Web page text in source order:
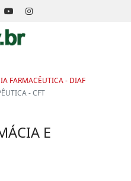
FARMACÊUTICA - DIAF
- CFT
E